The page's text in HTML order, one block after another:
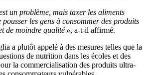
un problème, mais taxer les aliments
les gens à consommer des produits
de moindre qualité », a-t-il affirmé.
a plutôt appelé à des mesures telles que la
de nutrition dans les écoles et des
la commercialisation des produits ultra-